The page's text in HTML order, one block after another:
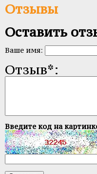
Отзывы
Оставить
Ваше имя:
Отзыв*:
Введите код на